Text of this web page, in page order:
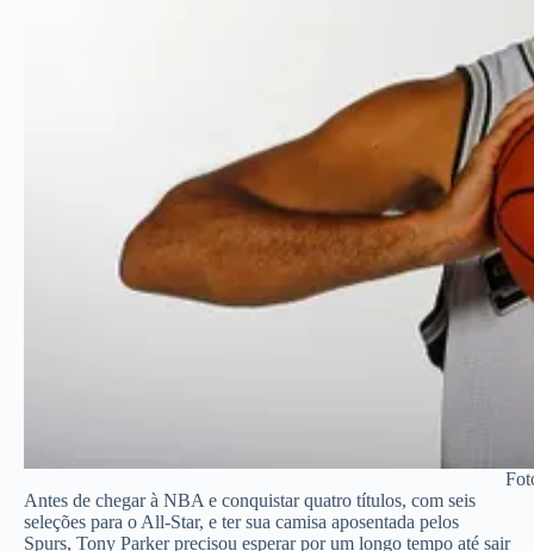
Antes de chegar à NBA e conquistar quatro títulos, com seis
seleções para o All-Star, e ter sua camisa aposentada pelos
Spurs, Tony Parker precisou esperar por um longo tempo até sair